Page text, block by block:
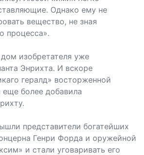
Однако ему не
вещество, не зная
процесса».
изобретателя уже
Энрихта. И вскоре
гералд» восторженной
еще более добавила
представители богатейших
Генри Форда и оружейной
и стали уговаривать его